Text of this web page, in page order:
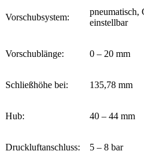
Vorschubsystem:
pneumatisch,
einstellbar
Vorschublänge: 0 – 20 mm
Schließhöhe bei: 135,78 mm
Hub: 40 – 44 mm
Druckluftanschluss: 5 – 8 bar